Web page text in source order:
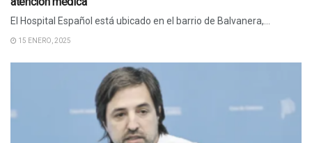
El Hospital Español está ubicado en el barrio de Balvanera,...
15 ENERO, 2025